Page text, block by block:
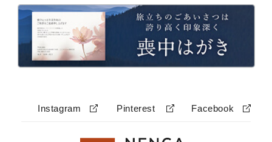
Instagram Pinterest Facebook